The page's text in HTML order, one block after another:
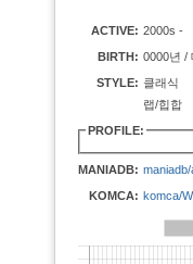
ACTIVE: 2000s -
BIRTH: 0000년 /
STYLE: 클래식
랩/힙합
PROFILE:
MANIADB:
KOMCA: komca/